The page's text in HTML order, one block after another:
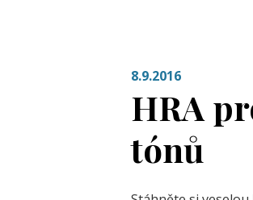
8.9.2016
HRA
tónů